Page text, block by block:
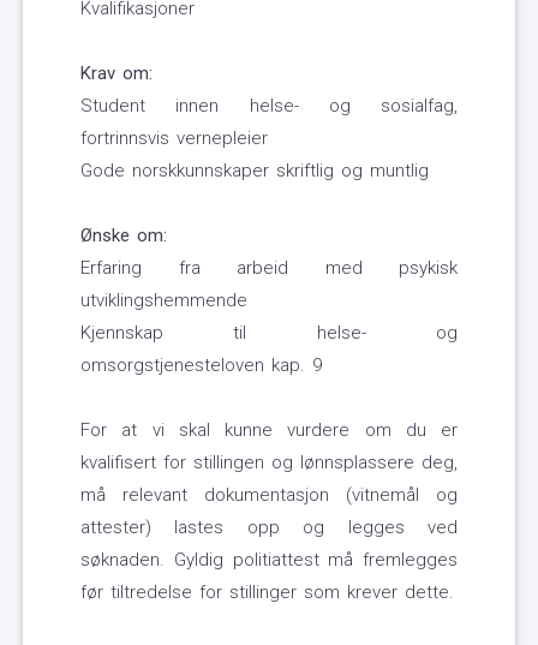
Kvalifikasjoner
Krav om:
Student innen helse- og sosialfag,
fortrinnsvis vernepleier
Gode norskkunnskaper skriftlig og muntlig
Ønske om:
Erfaring fra arbeid med psykisk
utviklingshemmende
Kjennskap til helse- og
omsorgstjenesteloven kap. 9
For at vi skal kunne vurdere om du er
kvalifisert for stillingen og lønnsplassere deg,
må relevant dokumentasjon (vitnemål og
attester) lastes opp og legges ved
søknaden. Gyldig politiattest må fremlegges
før tiltredelse for stillinger som krever dette.